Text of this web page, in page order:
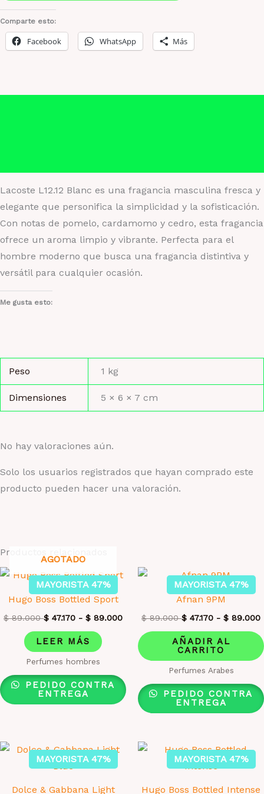
Comparte esto:
Facebook WhatsApp Más
Lacoste L12.12 Blanc es una fragancia masculina fresca y
elegante que personifica la simplicidad y la sofisticación.
Con notas de pomelo, cardamomo y cedro, esta fragancia
ofrece un aroma limpio y vibrante. Perfecta para el
hombre moderno que busca una fragancia distintiva y
versátil para cualquier ocasión.
Me gusta esto:
Peso 1 kg
Dimensiones 5 × 6 × 7 cm
No hay valoraciones aún.
Solo los usuarios registrados que hayan comprado este
producto pueden hacer una valoración.
Productos relacionados
MAYORISTA 47%
AGOTADO
Hugo Boss Bottled Sport
$89.000 $ 47.170 - $ 89.000
LEER MÁS
Perfumes hombres
PEDIDO CONTRA
ENTREGA
MAYORISTA 47%
Afnan 9PM
$89.000 $ 47.170 - $ 89.000
AÑADIR AL
CARRITO
Perfumes Arabes
PEDIDO CONTRA
ENTREGA
MAYORISTA 47%
Dolce & Gabbana Light
MAYORISTA 47%
Hugo Boss Bottled Intense